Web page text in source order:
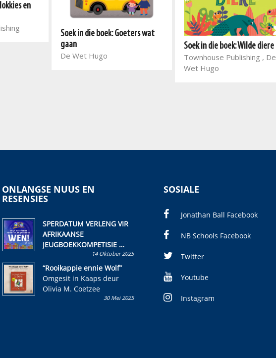
en
Soek in die boek: Goeters wat
gaan
De Wet Hugo
Soek in die boek: Wilde diere
Townhouse Publishing , De
Wet Hugo
ONLANGSE NUUS EN
RESENSIES
SPERDATUM VERLENG VIR
AFRIKAANSE
JEUGBOEKKOMPETISIE
Skryf ’n jeugboek of
kinderboek en staan ’n
kans om R50 000 te wen!
14 Oktober 2025
“Rooikappie ennie Wolf”
Omgesit in Kaaps deur
Olivia M. Coetzee
30 Mei 2025
SOSIALE
Jonathan Ball Facebook
NB Schools Facebook
Twitter
Youtube
Instagram